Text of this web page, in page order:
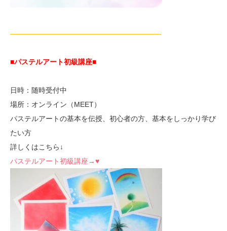
—————————————————————-
■パステルアート初級講座■
日時：随時受付中
場所：オンライン（MEET）
パステルアートの基本を伝授、初心者の方、基本をしっかり学び
たい方
詳しくはこちら↓
パステルアート初級講座→♥